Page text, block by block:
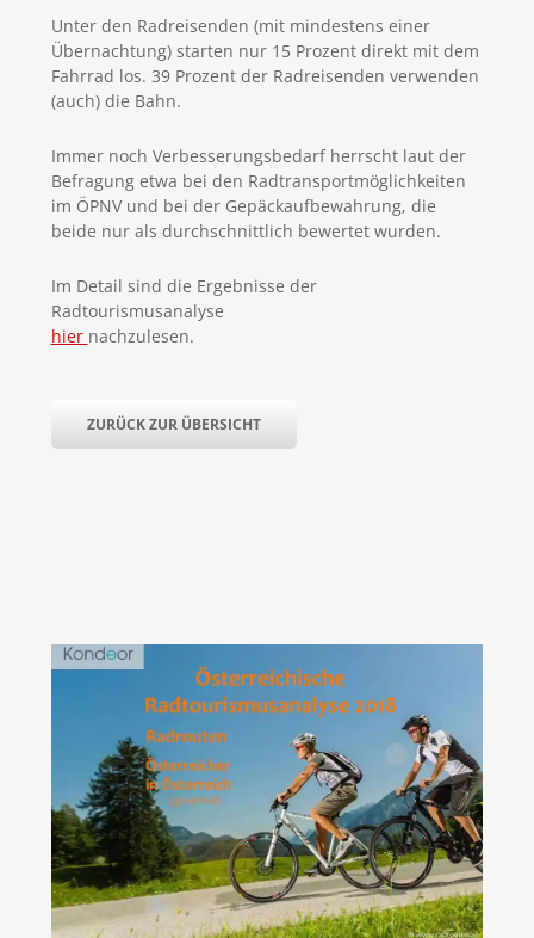
Unter den Radreisenden (mit mindestens einer
Übernachtung) starten nur 15 Prozent direkt mit dem
Fahrrad los. 39 Prozent der Radreisenden verwenden
(auch) die Bahn.
Immer noch Verbesserungsbedarf herrscht laut der
Befragung etwa bei den Radtransportmöglichkeiten
im ÖPNV und bei der Gepäckaufbewahrung, die
beide nur als durchschnittlich bewertet wurden.
Im Detail sind die Ergebnisse der
Radtourismusanalyse
hier nachzulesen.
ZURÜCK ZUR ÜBERSICHT